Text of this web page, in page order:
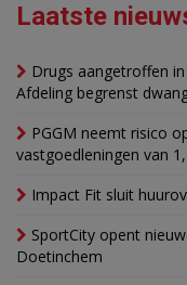
Laatste
Drugs aangetroffen
Afdeling begrenst
PGGM neemt risico
vastgoedleningen van
Impact Fit sluit
SportCity opent
Doetinchem